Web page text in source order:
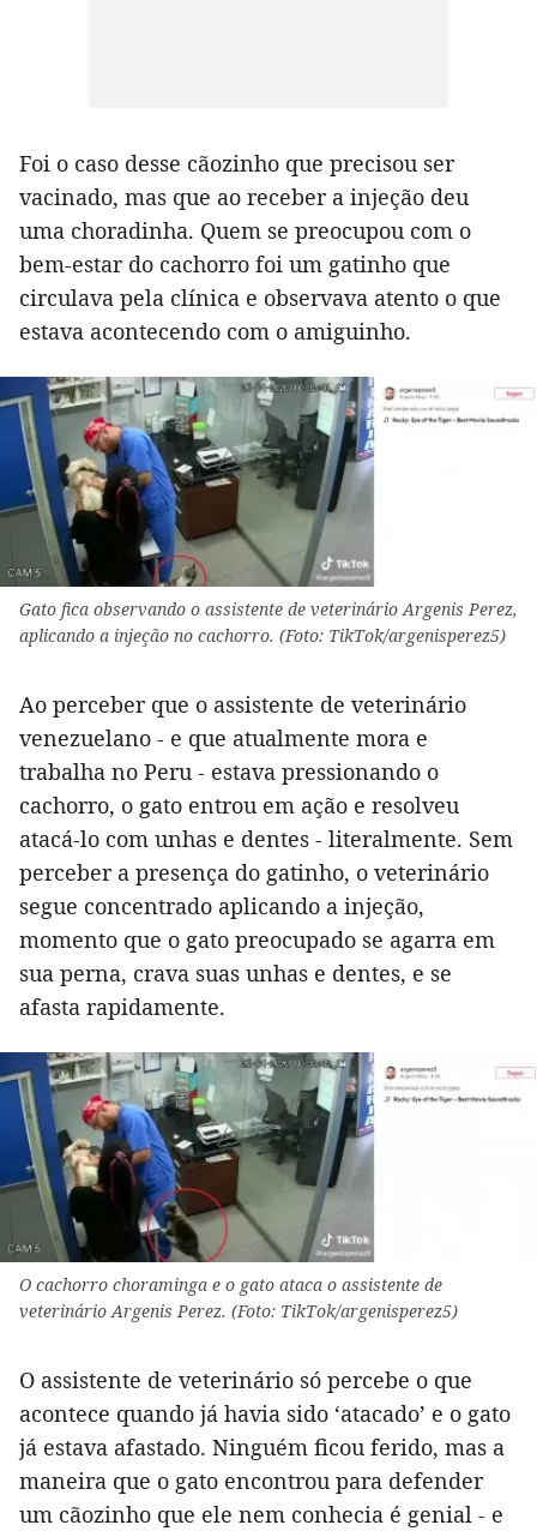
Foi o caso desse cãozinho que precisou ser
vacinado, mas que ao receber a injeção deu
uma choradinha. Quem se preocupou com o
bem-estar do cachorro foi um gatinho que
circulava pela clínica e observava atento o que
estava acontecendo com o amiguinho.
Gato fica observando o assistente de veterinário Argenis Perez,
aplicando a injeção no cachorro. (Foto: TikTok/argenisperez5)
Ao perceber que o assistente de veterinário
venezuelano - e que atualmente mora e
trabalha no Peru - estava pressionando o
cachorro, o gato entrou em ação e resolveu
atacá-lo com unhas e dentes - literalmente. Sem
perceber a presença do gatinho, o veterinário
segue concentrado aplicando a injeção,
momento que o gato preocupado se agarra em
sua perna, crava suas unhas e dentes, e se
afasta rapidamente.
O cachorro choraminga e o gato ataca o assistente de
veterinário Argenis Perez. (Foto: TikTok/argenisperez5)
O assistente de veterinário só percebe o que
acontece quando já havia sido ‘atacado’ e o gato
já estava afastado. Ninguém ficou ferido, mas a
maneira que o gato encontrou para defender
um cãozinho que ele nem conhecia é genial - e